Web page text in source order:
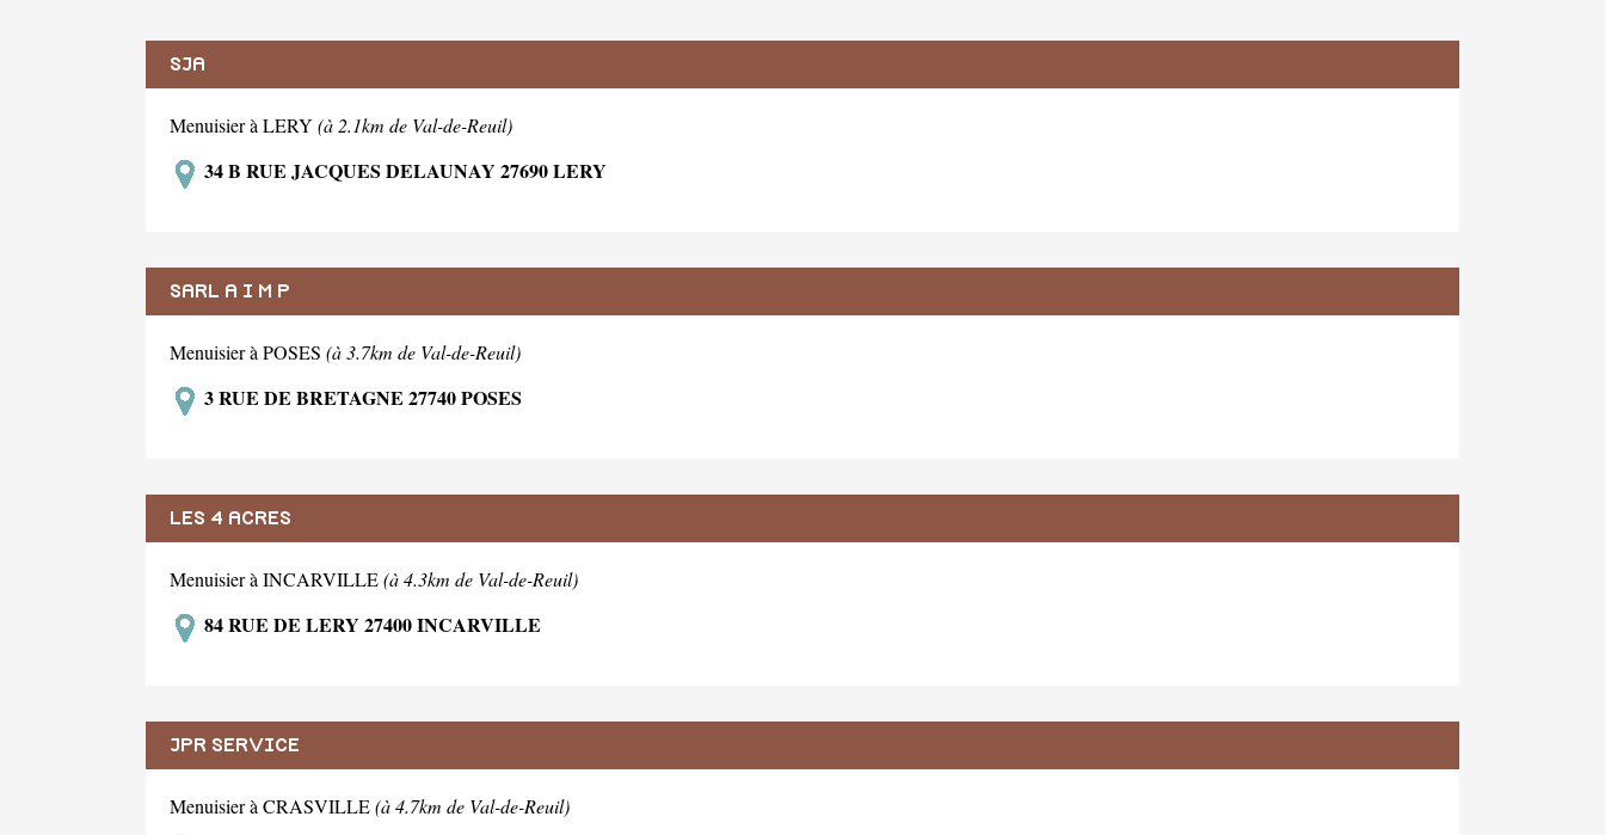
SJA
Menuisier à LERY (à 2.1km de Val-de-Reuil)
34 B RUE JACQUES DELAUNAY 27690 LERY
SARL A I M P
Menuisier à POSES (à 3.7km de Val-de-Reuil)
3 RUE DE BRETAGNE 27740 POSES
LES 4 ACRES
Menuisier à INCARVILLE(à 4.3km de Val-de-Reuil)
84 RUE DE LERY 27400 INCARVILLE
JPR SERVICE
Menuisier à CRASVILLE(à 4.7km de Val-de-Reuil)